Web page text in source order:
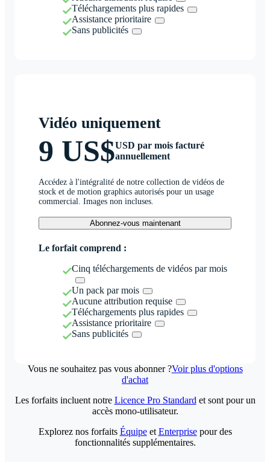
Téléchargements plus rapides
Assistance prioritaire
Sans publicités
Vidéo uniquement
9 US$USD par mois facturé
annuellement
Accédez à l'intégralité de notre collection de vidéos de
stock et de motion graphics autorisés pour un usage
commercial. Images non incluses.
Abonnez-vous maintenant
Le forfait comprend :
Cinq téléchargements de vidéos par mois
Un pack par mois
Aucune attribution requise
Téléchargements plus rapides
Assistance prioritaire
Sans publicités
Vous ne souhaitez pas vous abonner ?Voir plus d'options
d'achat
Les forfaits incluent notre Licence Pro Standard et sont pour un
accès mono-utilisateur.
Explorez nos forfaits Équipeet Enterprisepour des
fonctionnalités supplémentaires.